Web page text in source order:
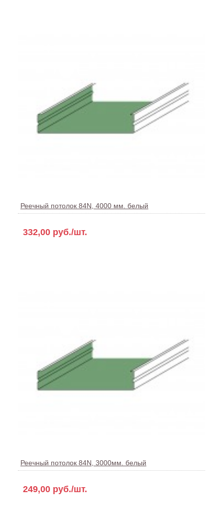
Реечный потолок 84N, 4000 мм. белый
332,00 руб./шт.
Реечный потолок 84N, 3000мм. белый
249,00 руб./шт.